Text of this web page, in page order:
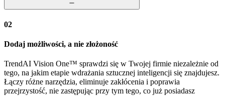
02
Dodaj możliwości, a nie złożoność
TrendAI Vision One™ sprawdzi się w Twojej firmie niezależnie od
tego, na jakim etapie wdrażania sztucznej inteligencji się znajdujesz.
Łączy różne narzędzia, eliminuje zakłócenia i poprawia
przejrzystość, nie zastępując przy tym tego, co już posiadasz